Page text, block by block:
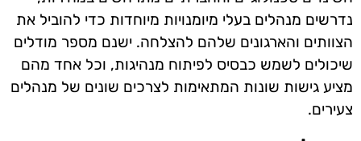
נדרשים מנהלים בעלי מיומנויות מיוחדות כדי להוביל את
הצוותים והארגונים שלהם להצלחה. ישנם מספר מודלים
שיכולים לשמש כבסיס לפיתוח מנהיגות, וכל אחד מהם
מציע גישות שונות המתאימות לצרכים שונים של מנהלים
צעירים.